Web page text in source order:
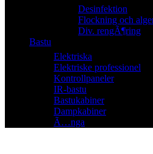
Desinfektion
Flockning och
Div. rengÃ¶ring
Bastu
Elektriska
Elektriske professionel
Kontrollpaneler
IR-bastu
Bastukabiner
Dampkabiner
Ã…nga